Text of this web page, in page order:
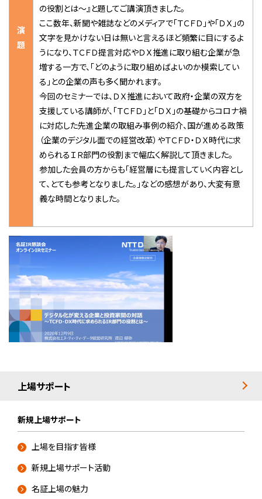
演
題
の役割とは～』と題してご講演頂きました。
ここ数年、新聞や雑誌などのメディアで「ＴＣＦＤ」や「ＤＸ」の
文字を見かけない日は無いと言えるほど頻繁に目にするよ
うになり、ＴＣＦＤ提言対応やＤＸ推進に取り組む企業が急
増する一方で、「どのように取り組めばよいのか模索してい
る」との企業の声も多く聞かれます。
今回のセミナーでは、ＤＸ推進において政府・企業の双方を
支援している講師が、「ＴＣＦＤ」と「ＤＸ」の基礎からコロナ禍
に対応した先進企業の取組み事例の紹介、国が進める政策
（企業のデジタル面での経営改革）やＴＣＦＤ・ＤＸ時代に求
められるＩＲ部門の役割まで幅広く解説して頂きました。
参加した会員の方からも「経営層にも提⾔していく内容とし
て、とても参考となりました。」などの感想があり、大変有意
義な時間となりました。
上場サポート
新規上場サポート
上場を目指す皆様
新規上場サポート活動
名証上場の魅力